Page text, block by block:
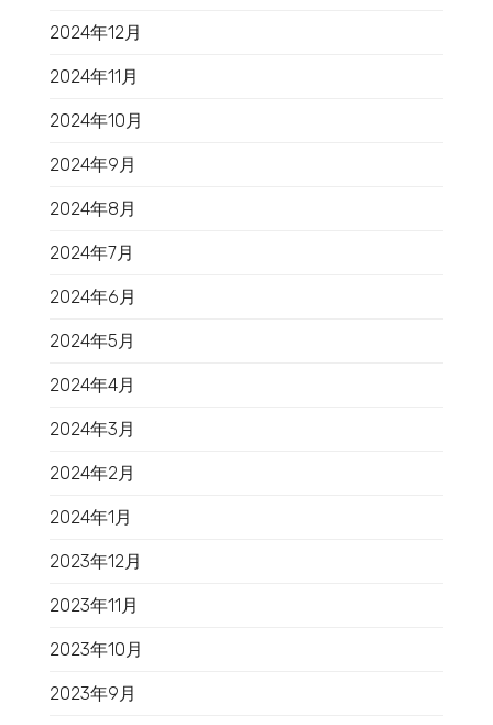
2024年12月
2024年11月
2024年10月
2024年9月
2024年8月
2024年7月
2024年6月
2024年5月
2024年4月
2024年3月
2024年2月
2024年1月
2023年12月
2023年11月
2023年10月
2023年9月